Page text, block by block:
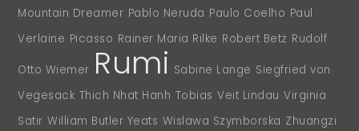
Mountain Dreamer Pablo Neruda Paulo Coelho Paul
Verlaine Picasso Rainer Maria Rilke Robert Betz Rudolf
Otto Wiemer Rumi Sabine Lange Siegfried von
Vegesack Thich Nhat Hanh Tobias Veit Lindau Virginia
Satir William Butler Yeats Wislawa Szymborska Zhuangzi